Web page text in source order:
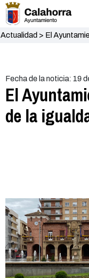
Actualidad > El
Fecha de la noticia: 19
El
de la